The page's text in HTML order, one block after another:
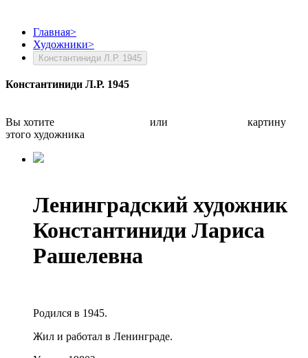
Главная>
Художники>
Константиниди Л.Р. 1945
Константиниди Л.Р. 1945
Вы хотите или
картину
этого художника
Ленинградский художник
Константиниди Лариса
Рашелевна
Родился в 1945.
Жил и работал в Ленинграде.